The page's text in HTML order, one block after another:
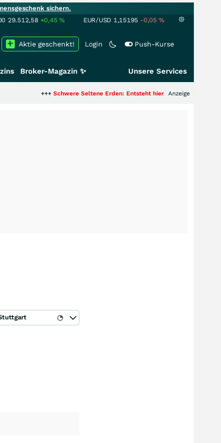
sichern.
29.512,58 +0,45% EUR/USD 1,15195 -0,05 %
Login Push-Kurse
Aktie geschenkt!
Broker-Magazin ✨ Unsere Services
Schwere Seltene Erden: Entsteht hier die nächste Milliardenstory?
Anzeige